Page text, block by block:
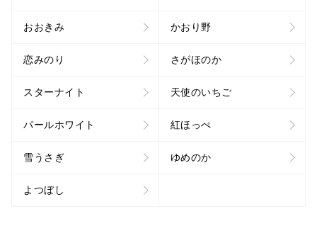
おおきみ かおり野
恋みのり さがほのか
スターナイト 天使のいちご
パールホワイト 紅ほっぺ
雪うさぎ ゆめのか
よつぼし